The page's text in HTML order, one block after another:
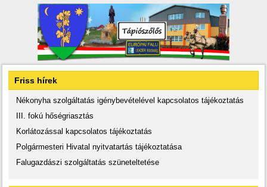
Friss hírek
Nékonyha szolgáltatás igénybevételével kapcsolatos tájékoztatás
III. fokú hőségriasztás
Korlátozással kapcsolatos tájékoztatás
Polgármesteri Hivatal nyitvatartás tájékoztatása
Falugazdászi szolgáltatás szüneteltetése